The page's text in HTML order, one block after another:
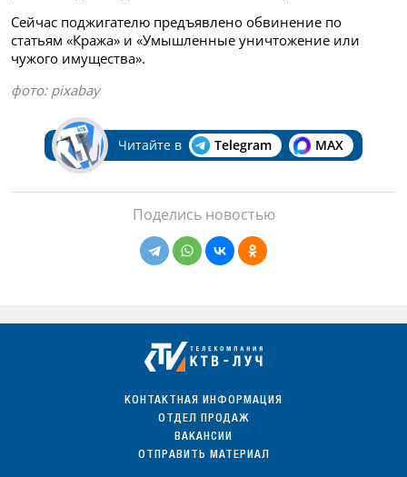
Сейчас поджигателю предъявлено обвинение по
статьям «Кража» и «Умышленные уничтожение или
чужого имущества».
фото: pixabay
Читайте в Telegram MAX
Поделись новостью
КОНТАКТНАЯ ИНФОРМАЦИЯ
ОТДЕЛ ПРОДАЖ
ВАКАНСИИ
ОТПРАВИТЬ МАТЕРИАЛ